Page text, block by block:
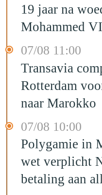
19 jaar na
Mohammed VI
07/08 11:00
Transavia
Rotterdam
naar Marokko
07/08 10:00
Polygamie in
wet verplicht
betaling aan